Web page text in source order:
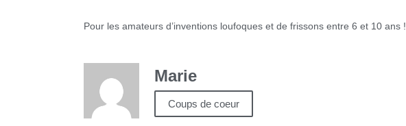
Pour les amateurs d’inventions loufoques et de frissons entre 6 et 10 ans !
Marie
Coups de coeur